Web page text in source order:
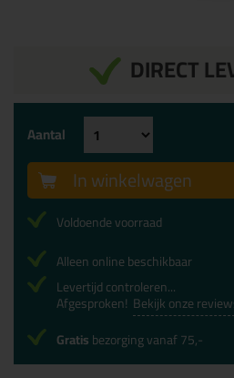
DIRECT
Aantal
In winkelwagen
Voldoende voorraad
Alleen online beschikbaar
Levertijd controleren...
Afgesproken! Bekijk onze
Gratisbezorging vanaf 75,-